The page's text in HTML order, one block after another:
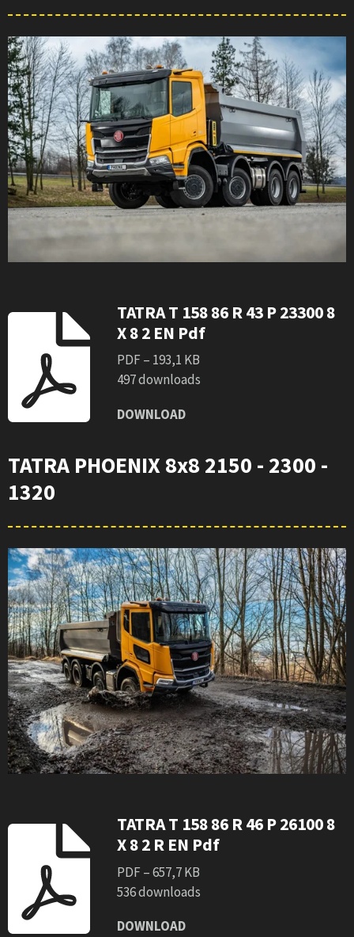
TATRA T 158 86 R 43 P 23300 8
X 8 2 EN Pdf
PDF – 193,1 KB
497 downloads
DOWNLOAD
TATRA PHOENIX 8x8 2150 - 2300 -
1320
TATRA T 158 86 R 46 P 26100 8
X 8 2 R EN Pdf
PDF – 657,7 KB
536 downloads
DOWNLOAD